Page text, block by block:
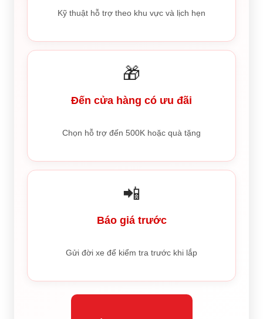
Kỹ thuật hỗ trợ theo khu vực và lịch hẹn
🎁
Đến cửa hàng có ưu đãi
Chọn hỗ trợ đến 500K hoặc quà tặng
📲
Báo giá trước
Gửi đời xe để kiểm tra trước khi lắp